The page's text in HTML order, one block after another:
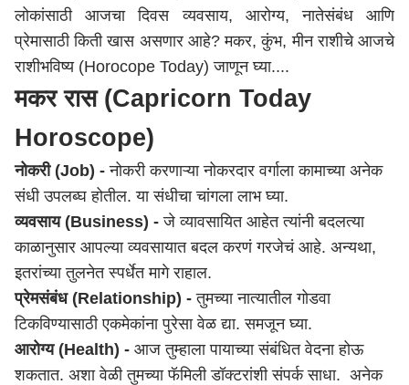
लोकांसाठी आजचा दिवस व्यवसाय, आरोग्य, नातेसंबंध आणि
प्रेमासाठी किती खास असणार आहे? मकर, कुंभ, मीन राशीचे आजचे
राशीभविष्य (Horocope Today) जाणून घ्या....
मकर रास (Capricorn Today
Horoscope)
नोकरी (Job) - नोकरी करणाऱ्या नोकरदार वर्गाला कामाच्या अनेक
संधी उपलब्घ होतील. या संधीचा चांगला लाभ घ्या.
व्यवसाय (Business) - जे व्यावसायित आहेत त्यांनी बदलत्या
काळानुसार आपल्या व्यवसायात बदल करणं गरजेचं आहे. अन्यथा,
इतरांच्या तुलनेत स्पर्धेत मागे राहाल.
प्रेमसंबंध (Relationship) - तुमच्या नात्यातील गोडवा
टिकविण्यासाठी एकमेकांना पुरेसा वेळ द्या. समजून घ्या.
आरोग्य (Health) - आज तुम्हाला पायाच्या संबंधित वेदना होऊ
शकतात. अशा वेळी तुमच्या फॅमिली डॉक्टरांशी संपर्क साधा. अनेक